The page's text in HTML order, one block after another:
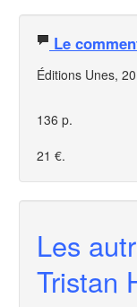
Le
Éditions Unes,
136 p.
21 €.
Les
Tristan